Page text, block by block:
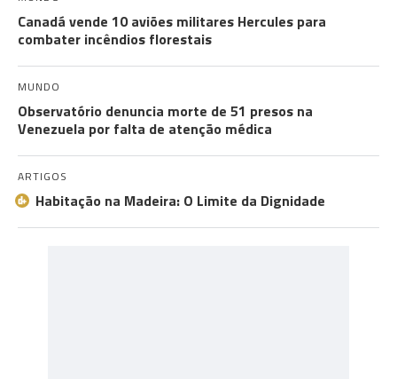
Canadá vende 10 aviões militares Hercules para
combater incêndios florestais
MUNDO
Observatório denuncia morte de 51 presos na
Venezuela por falta de atenção médica
ARTIGOS
Habitação na Madeira: O Limite da Dignidade